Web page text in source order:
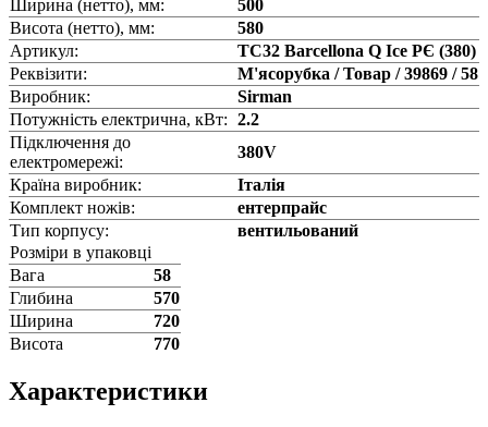
Ширина (нетто), мм:
500
Висота (нетто), мм:
580
Артикул:
TC32 Barcellona Q Ice РЄ (380)
Реквізити:
М'ясорубка / Товар / 39869 / 58
Виробник:
Sirman
Потужність електрична, кВт: 2.2
Підключення до
електромережі:
380V
Країна виробник:
Італія
Комплект ножів:
ентерпрайс
Тип корпусу:
вентильований
Розміри в упаковці
Вага
58
Глибина
570
Ширина
720
Висота
770
Характеристики